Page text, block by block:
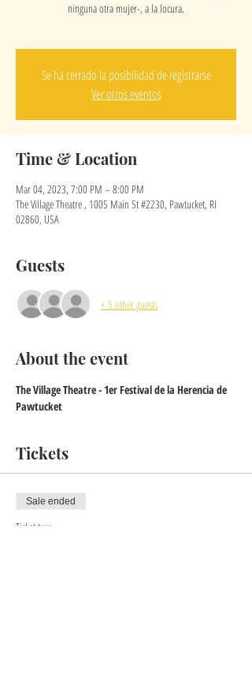
ninguna otra mujer-, a la locura.
Se ha cerrado la posibilidad de registrarse
Ver otros eventos
Time & Location
Mar 04, 2023, 7:00 PM – 8:00 PM
The Village Theatre , 1005 Main St #2230, Pawtucket, RI
02860, USA
Guests
+ 5 other guests
About the event
The Village Theatre - 1er Festival de la Herencia de
Pawtucket
Tickets
Sale ended
Ticket type